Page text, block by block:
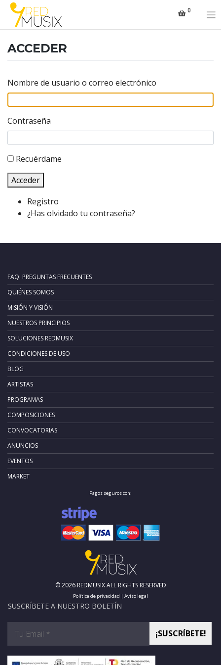
Saltar
contenido
0
ACCEDER
Nombre de usuario o correo electrónico
Contraseña
Recuérdame
Acceder
Registro
¿Has olvidado tu contraseña?
FAQ: PREGUNTAS FRECUENTES
QUIÉNES SOMOS
MISIÓN Y VISIÓN
NUESTROS PRINCIPIOS
SOLUCIONES REDMUSIX
CONDICIONES DE USO
BLOG
ARTISTAS
PROGRAMAS
COMPOSICIONES
CONVOCATORIAS
ANUNCIOS
EVENTOS
MARKET
Pagos seguros con:
© 2026 REDMUSIX ALL RIGHTS RESERVED
Política de privacidad | Aviso legal
SUSCRÍBETE A NUESTRO BOLETÍN